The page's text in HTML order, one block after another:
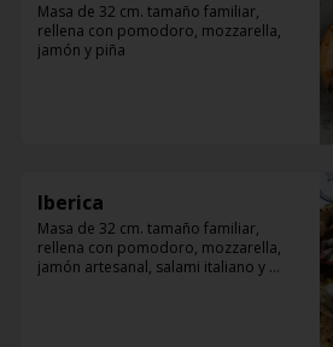
Masa de 32 cm. tamaño familiar,
rellena con pomodoro, mozzarella,
jamón y piña
Iberica
Masa de 32 cm. tamaño familiar,
rellena con pomodoro, mozzarella,
jamón artesanal, salami italiano y